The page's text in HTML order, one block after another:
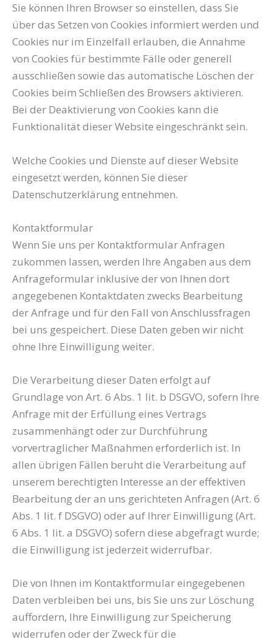
Sie können Ihren Browser so einstellen, dass Sie
über das Setzen von Cookies informiert werden und
Cookies nur im Einzelfall erlauben, die Annahme
von Cookies für bestimmte Fälle oder generell
ausschließen sowie das automatische Löschen der
Cookies beim Schließen des Browsers aktivieren.
Bei der Deaktivierung von Cookies kann die
Funktionalität dieser Website eingeschränkt sein.
Welche Cookies und Dienste auf dieser Website
eingesetzt werden, können Sie dieser
Datenschutzerklärung entnehmen.
Kontaktformular
Wenn Sie uns per Kontaktformular Anfragen
zukommen lassen, werden Ihre Angaben aus dem
Anfrageformular inklusive der von Ihnen dort
angegebenen Kontaktdaten zwecks Bearbeitung
der Anfrage und für den Fall von Anschlussfragen
bei uns gespeichert. Diese Daten geben wir nicht
ohne Ihre Einwilligung weiter.
Die Verarbeitung dieser Daten erfolgt auf
Grundlage von Art. 6 Abs. 1 lit. b DSGVO, sofern Ihre
Anfrage mit der Erfüllung eines Vertrags
zusammenhängt oder zur Durchführung
vorvertraglicher Maßnahmen erforderlich ist. In
allen übrigen Fällen beruht die Verarbeitung auf
unserem berechtigten Interesse an der effektiven
Bearbeitung der an uns gerichteten Anfragen (Art. 6
Abs. 1 lit. f DSGVO) oder auf Ihrer Einwilligung (Art.
6 Abs. 1 lit. a DSGVO) sofern diese abgefragt wurde;
die Einwilligung ist jederzeit widerrufbar.
Die von Ihnen im Kontaktformular eingegebenen
Daten verbleiben bei uns, bis Sie uns zur Löschung
auffordern, Ihre Einwilligung zur Speicherung
widerrufen oder der Zweck für die